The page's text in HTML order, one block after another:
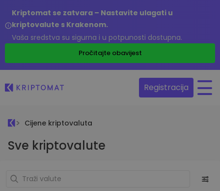
Kriptomat se zatvara – Nastavite ulagati u
kriptovalute s Krakenom.
Vaša sredstva su sigurna i u potpunosti dostupna.
Pročitajte obavijest
Registracija
Cijene kriptovaluta
Sve kriptovalute